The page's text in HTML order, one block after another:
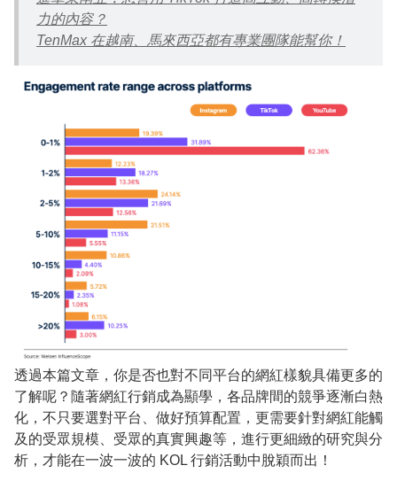
力的內容？
TenMax 在越南、馬來西亞都有專業團隊能幫你！
透過本篇文章，你是否也對不同平台的網紅樣貌具備更多的
了解呢？隨著網紅行銷成為顯學，各品牌間的競爭逐漸白熱
化，不只要選對平台、做好預算配置，更需要針對網紅能觸
及的受眾規模、受眾的真實興趣等，進行更細緻的研究與分
析，才能在一波一波的 KOL 行銷活動中脫穎而出！